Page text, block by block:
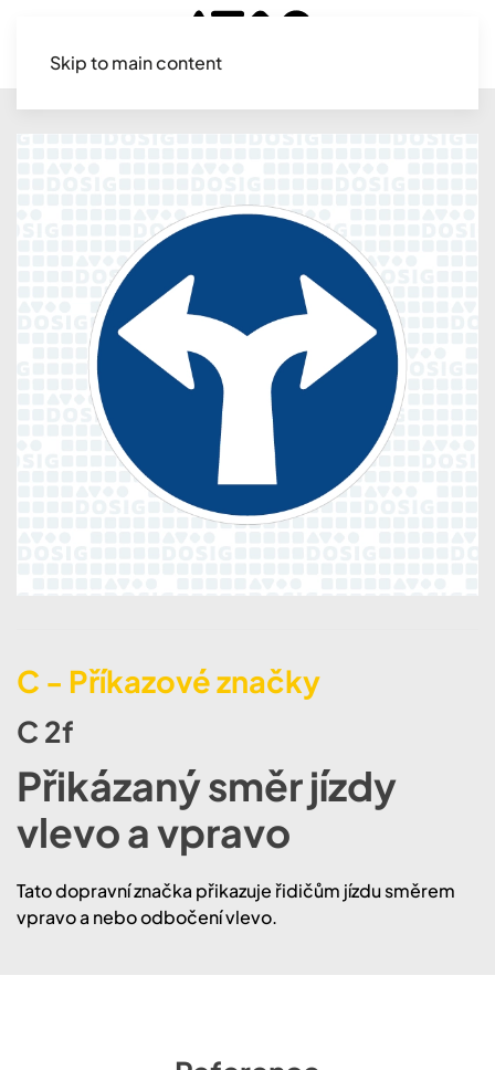
Skip to main content
C - Příkazové značky
C 2f
Přikázaný směr jízdy
vlevo a vpravo
Tato dopravní značka přikazuje řidičům jízdu směrem
vpravo a nebo odbočení vlevo.